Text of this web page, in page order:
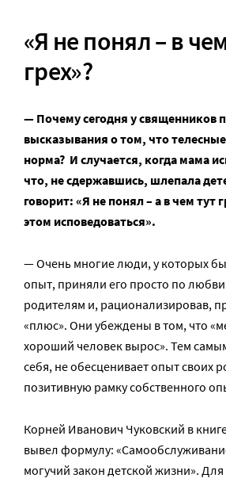
«Я не понял – в
грех»?
— Почему сегодня у священников
высказывания о том, что
норма? И случается, когда мама
что, не сдержавшись, шлепала
говорит: «Я не понял – а в чем тут
этом исповедоваться».
— Очень многие люди, у которых
опыт, приняли его просто по
родителям и, рационализировав,
«плюс». Они убеждены в том, что
хороший человек вырос». Тем
себя, не обесценивает опыт своих
позитивную рамку собственного
Корней Иванович Чуковский в
вывел формулу:
могучий закон детской жизни». Для